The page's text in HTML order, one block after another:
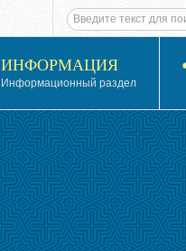
ИНФОРМАЦИЯ
Информационный раздел